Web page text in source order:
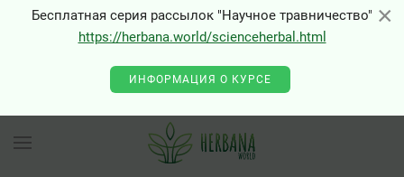
×
Бесплатная серия рассылок "Научное травничество"
https://herbana.world/scienceherbal.html
ИНФОРМАЦИЯ О КУРСЕ
×